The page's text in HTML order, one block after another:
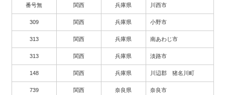
番号無 関西 兵庫県 川西市
309 関西 兵庫県 小野市
313 関西 兵庫県 南あわじ市
313 関西 兵庫県 淡路市
148 関西 兵庫県 川辺郡 猪名川町
739 関西 奈良県 奈良市